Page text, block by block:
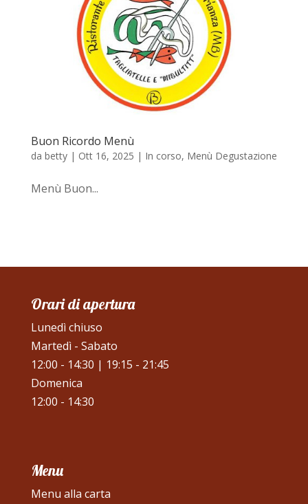
Buon Ricordo Menù
da betty| Ott 16, 2025 | In corso, Menù Degustazione
Menù Buon...
Orari di apertura
Lunedì chiuso
Martedì - Sabato
12:00 - 14:30 | 19:15 - 21:45
Domenica
12:00 - 14:30
Menu
Menu alla carta